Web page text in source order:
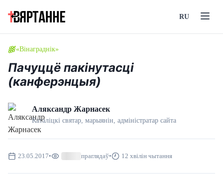
RU
«Вінаграднік»
Пачуццё пакінутасці
(канферэнцыя)
Аляксандр Жарнасек
Каталіцкі святар, марыянін, адмiнiстратар сайта
23.05.2017• праглядаў• 12 хвілін чытання